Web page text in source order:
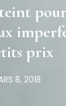
prix
8, 2018